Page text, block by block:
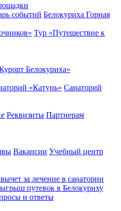
событий Белокуриха Горная
Тур «Путешествие к
Белокуриха»
«Катунь» Санаторий
Реквизиты Партнерам
Вакансии Учебный центр
за лечение в санатории
путевок в Белокуриху
и ответы